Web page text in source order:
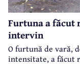
Furtuna a făcut
intervin
O furtună de vară,
intensitate, a făcut